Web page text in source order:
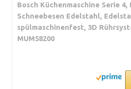
Bosch Küchenmaschine Serie
Schneebesen Edelstahl,
spülmaschinenfest, 3D
MUM58200